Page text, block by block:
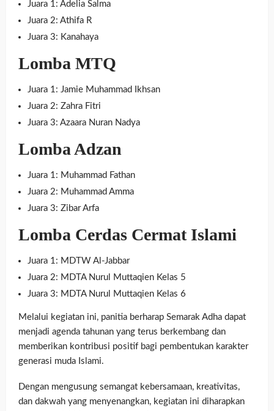
Juara 1: Adelia Salma
Juara 2: Athifa R
Juara 3: Kanahaya
Lomba MTQ
Juara 1: Jamie Muhammad Ikhsan
Juara 2: Zahra Fitri
Juara 3: Azaara Nuran Nadya
Lomba Adzan
Juara 1: Muhammad Fathan
Juara 2: Muhammad Amma
Juara 3: Zibar Arfa
Lomba Cerdas Cermat Islami
Juara 1: MDTW Al-Jabbar
Juara 2: MDTA Nurul Muttaqien Kelas 5
Juara 3: MDTA Nurul Muttaqien Kelas 6
Melalui kegiatan ini, panitia berharap Semarak Adha dapat
menjadi agenda tahunan yang terus berkembang dan
memberikan kontribusi positif bagi pembentukan karakter
generasi muda Islami.
Dengan mengusung semangat kebersamaan, kreativitas,
dan dakwah yang menyenangkan, kegiatan ini diharapkan